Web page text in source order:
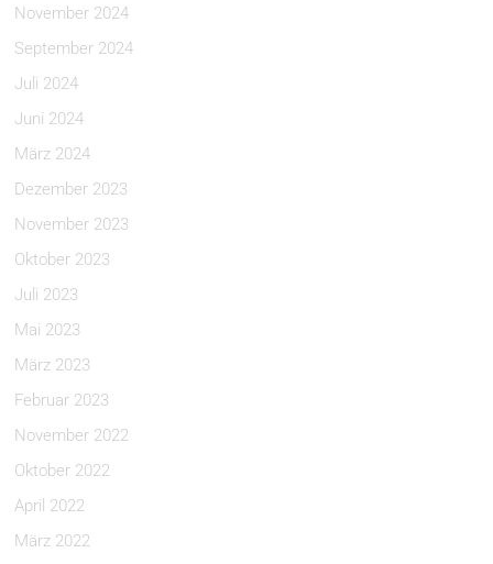
November 2024
September 2024
Juli 2024
Juni 2024
März 2024
Dezember 2023
November 2023
Oktober 2023
Juli 2023
Mai 2023
März 2023
Februar 2023
November 2022
Oktober 2022
April 2022
März 2022